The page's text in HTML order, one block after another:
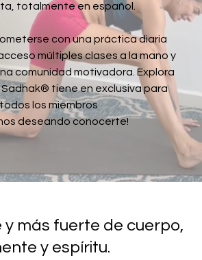
totalmente en español.
con una práctica diaria
múltiples clases a la mano y
comunidad motivadora. Explora
tiene en exclusiva para
todos los miembros
deseando conocerte!
y más fuerte de cuerpo,
y espíritu.